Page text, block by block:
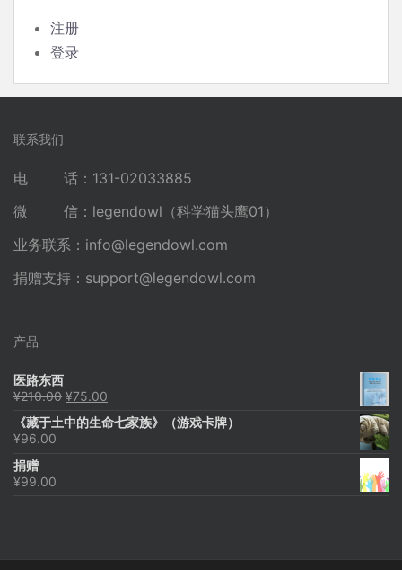
注册
登录
联系我们
电 话：131-02033885
微 信：legendowl（科学猫头鹰01）
业务联系： info@legendowl.com
捐赠支持： support@legendowl.com
产品
医路东西
¥210.00 原
为：
¥75.00
价
《藏于土中的生命七家族》（游戏卡牌）
¥96.00
捐赠
¥99.00